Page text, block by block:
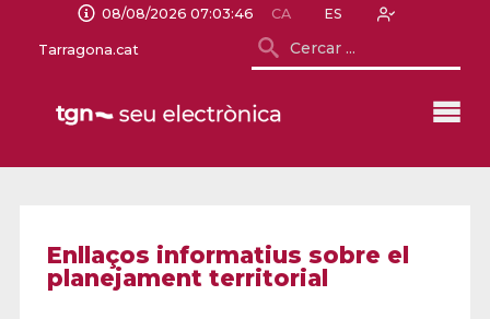
08/08/2026 07:03:46
Tarragona.cat
CA ES
Enllaços informatius sobre el
planejament territorial